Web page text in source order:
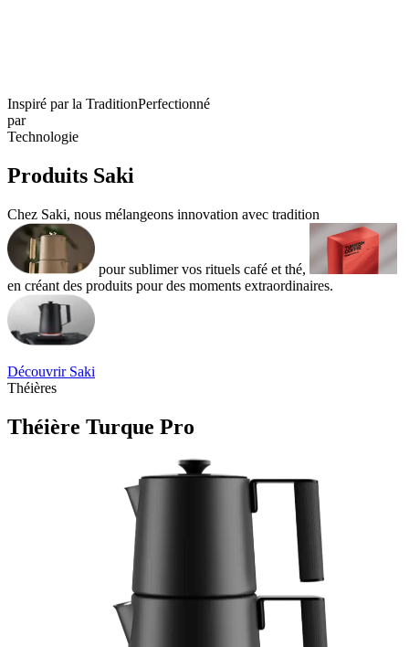
Inspiré par la TraditionPerfectionné
par
Technologie
Produits Saki
Chez Saki, nous mélangeons innovation avec tradition
pour sublimer vos rituels café et thé,
en créant des produits pour des moments extraordinaires.
Découvrir Saki
Théières
Théière Turque Pro